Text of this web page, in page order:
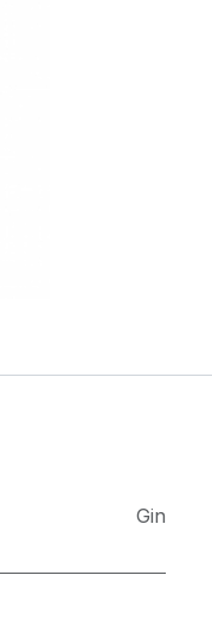
Gin